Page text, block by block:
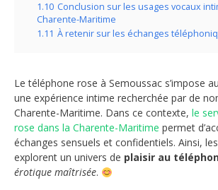
1.10 Conclusion sur les usages vocaux
Charente-Maritime
1.11 À retenir sur les échanges
Le téléphone rose à Semoussac s’impose
une expérience intime recherchée par de
Charente-Maritime. Dans ce contexte, le
rose dans la Charente-Maritime permet
échanges sensuels et confidentiels. Ainsi,
explorent un univers de plaisir au
érotique maîtrisée.